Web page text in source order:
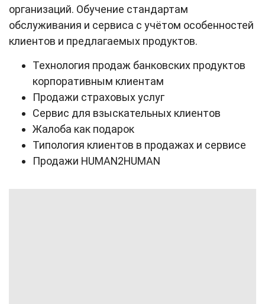
организаций. Обучение стандартам
обслуживания и сервиса с учётом особенностей
клиентов и предлагаемых продуктов.
Технология продаж банковских продуктов
корпоративным клиентам
Продажи страховых услуг
Сервис для взыскательных клиентов
Жалоба как подарок
Типология клиентов в продажах и сервисе
Продажи HUMAN2HUMAN